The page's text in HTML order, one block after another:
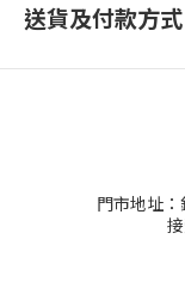
送貨及付款方式
門市地址